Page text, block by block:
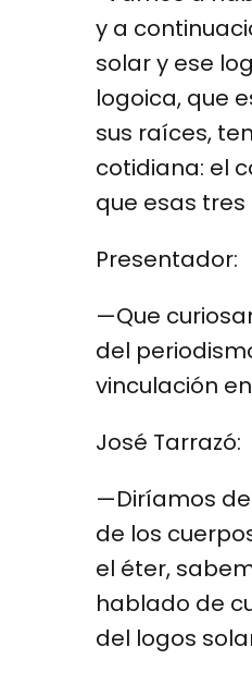
y a
solar y ese
logoica, que
sus raíces,
cotidiana: el
que esas
Presentador:
—Que
del
vinculación
José Tarrazó:
—Diríamos
de los
el éter,
hablado de
del logos